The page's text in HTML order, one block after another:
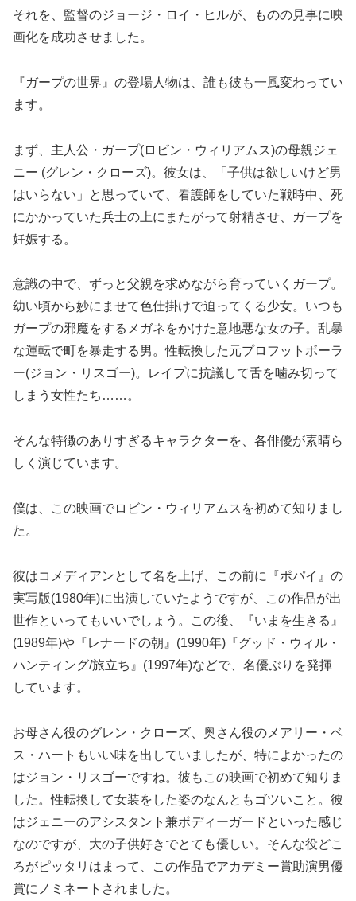
それを、監督のジョージ・ロイ・ヒルが、ものの見事に映
画化を成功させました。
『ガープの世界』の登場人物は、誰も彼も一風変わってい
ます。
まず、主人公・ガープ(ロビン・ウィリアムス)の母親ジェ
ニー (グレン・クローズ)。彼女は、「子供は欲しいけど男
はいらない」と思っていて、看護師をしていた戦時中、死
にかかっていた兵士の上にまたがって射精させ、ガープを
妊娠する。
意識の中で、ずっと父親を求めながら育っていくガープ。
幼い頃から妙にませて色仕掛けで迫ってくる少女。いつも
ガープの邪魔をするメガネをかけた意地悪な女の子。乱暴
な運転で町を暴走する男。性転換した元プロフットボーラ
ー(ジョン・リスゴー)。レイプに抗議して舌を噛み切って
しまう女性たち……。
そんな特徴のありすぎるキャラクターを、各俳優が素晴ら
しく演じています。
僕は、この映画でロビン・ウィリアムスを初めて知りまし
た。
彼はコメディアンとして名を上げ、この前に『ポパイ』の
実写版(1980年)に出演していたようですが、この作品が出
世作といってもいいでしょう。この後、『いまを生きる』
(1989年)や『レナードの朝』(1990年)『グッド・ウィル・
ハンティング/旅立ち』(1997年)などで、名優ぶりを発揮
しています。
お母さん役のグレン・クローズ、奥さん役のメアリー・ベ
ス・ハートもいい味を出していましたが、特によかったの
はジョン・リスゴーですね。彼もこの映画で初めて知りま
した。性転換して女装をした姿のなんともゴツいこと。彼
はジェニーのアシスタント兼ボディーガードといった感じ
なのですが、大の子供好きでとても優しい。そんな役どこ
ろがピッタリはまって、この作品でアカデミー賞助演男優
賞にノミネートされました。